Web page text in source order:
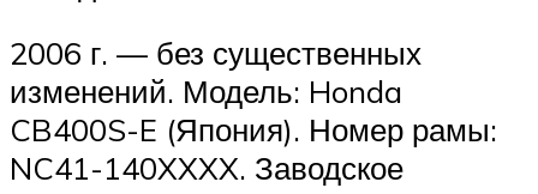
2006 г. — без существенных
изменений. Модель: Honda
CB400S-E (Япония). Номер рамы:
NC41-140XXXX. Заводское